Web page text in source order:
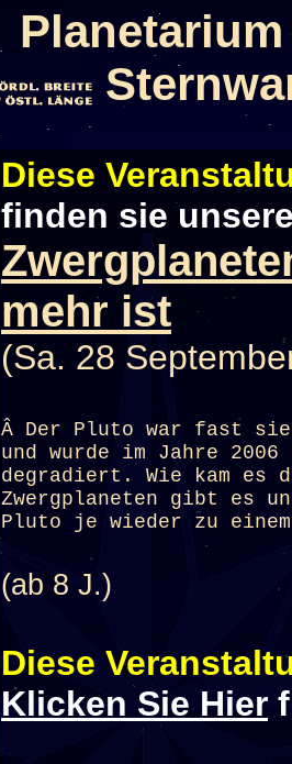
Diese
finden sie
mehr ist
(Sa. 28
Â Der Pluto war fast
und wurde im Jahre 2006
degradiert. Wie kam es
Zwergplaneten gibt es
Pluto je wieder zu
(ab 8 J.)
Diese
Klicken Sie Hier